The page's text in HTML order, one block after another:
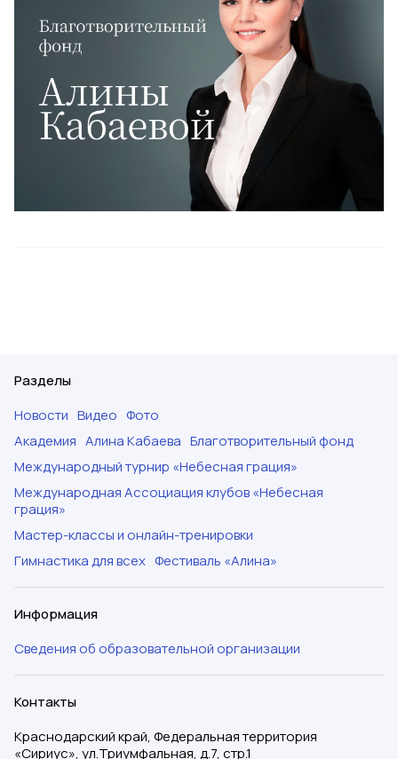
Разделы
Новости Видео Фото
Академия Алина Кабаева Благотворительный фонд
Международный турнир «Небесная грация»
Международная Ассоциация клубов «Небесная
грация»
Мастер-классы и онлайн-тренировки
Гимнастика для всех Фестиваль «Алина»
Информация
Сведения об образовательной организации
Контакты
Краснодарский край, Федеральная территория
«Сириус», ул.Триумфальная, д.7, стр.1